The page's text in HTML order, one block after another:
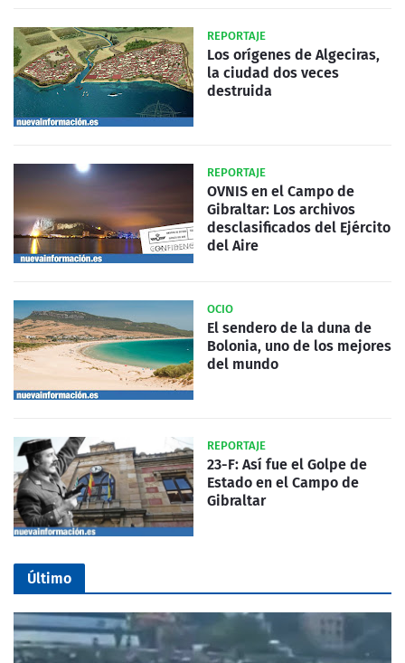
REPORTAJE
Los orígenes de Algeciras,
la ciudad dos veces
destruida
REPORTAJE
OVNIS en el Campo de
Gibraltar: Los archivos
desclasificados del Ejército
del Aire
OCIO
El sendero de la duna de
Bolonia, uno de los mejores
del mundo
REPORTAJE
23-F: Así fue el Golpe de
Estado en el Campo de
Gibraltar
Último